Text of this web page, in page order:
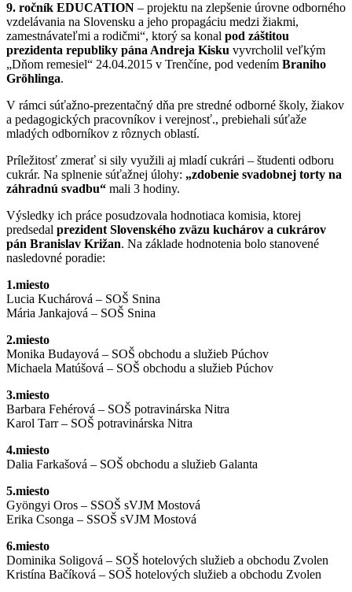
9. ročník EDUCATION – projektu na zlepšenie úrovne odborného
vzdelávania na Slovensku a jeho propagáciu medzi žiakmi,
zamestnávateľmi a rodičmi“, ktorý sa konal pod záštitou
prezidenta republiky pána Andreja Kisku vyvrcholil veľkým
„Dňom remesiel“ 24.04.2015 v Trenčíne, pod vedením Braniho
Grӧhlinga.
V rámci súťažno-prezentačný dňa pre stredné odborné školy, žiakov
a pedagogických pracovníkov i verejnosť., prebiehali súťaže
mladých odborníkov z rôznych oblastí.
Príležitosť zmerať si sily využili aj mladí cukrári – študenti odboru
cukrár. Na splnenie súťažnej úlohy: „zdobenie svadobnej torty na
záhradnú svadbu“ mali 3 hodiny.
Výsledky ich práce posudzovala hodnotiaca komisia, ktorej
predsedal prezident Slovenského zväzu kuchárov a cukrárov
pán Branislav Križan. Na základe hodnotenia bolo stanovené
nasledovné poradie:
1.miesto
Lucia Kuchárová – SOŠ Snina
Mária Jankajová – SOŠ Snina
2.miesto
Monika Budayová – SOŠ obchodu a služieb Púchov
Michaela Matúšová – SOŠ obchodu a služieb Púchov
3.miesto
Barbara Fehérová – SOŠ potravinárska Nitra
Karol Tarr – SOŠ potravinárska Nitra
4.miesto
Dalia Farkašová – SOŠ obchodu a služieb Galanta
5.miesto
Gyöngyi Oros – SSOŠ sVJM Mostová
Erika Csonga – SSOŠ sVJM Mostová
6.miesto
Dominika Soligová – SOŠ hotelových služieb a obchodu Zvolen
Kristína Bačíková – SOŠ hotelových služieb a obchodu Zvolen